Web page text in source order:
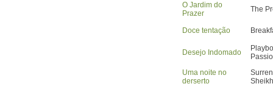
O Jardim do
Prazer
The
Doce tentação
Desejo Indomado
Uma noite no
derserto
Sheikh